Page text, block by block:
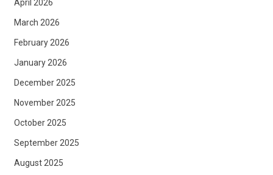
April 2026
March 2026
February 2026
January 2026
December 2025
November 2025
October 2025
September 2025
August 2025